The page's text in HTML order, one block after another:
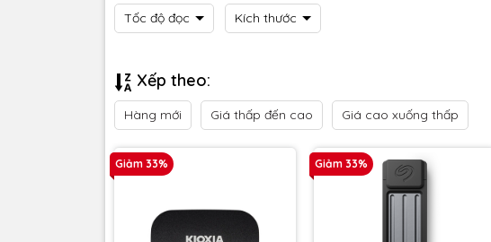
Tốc độ đọc Kích thước
Xếp theo:
Hàng mới Giá thấp đến cao Giá cao xuống thấp
Giảm 33% Giảm 33%